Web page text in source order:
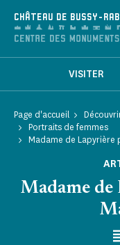
CHÂTEAU DE BUSSY-
VISITER
Page d'accueil
Portraits de femmes
Madame de Lapyrière
Madame de